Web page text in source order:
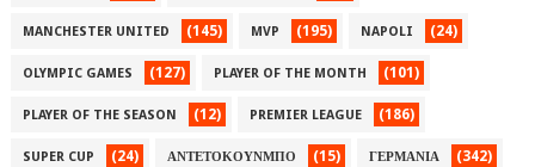
MANCHESTER UNITED (145) MVP (195) NAPOLI (24)
OLYMPIC GAMES (127) PLAYER OF THE MONTH (101)
PLAYER OF THE SEASON (12) PREMIER LEAGUE (186)
SUPER CUP (24) ΑΝΤΕΤΟΚΟΥΝΜΠΟ (15) ΓΕΡΜΑΝΙΑ (342)